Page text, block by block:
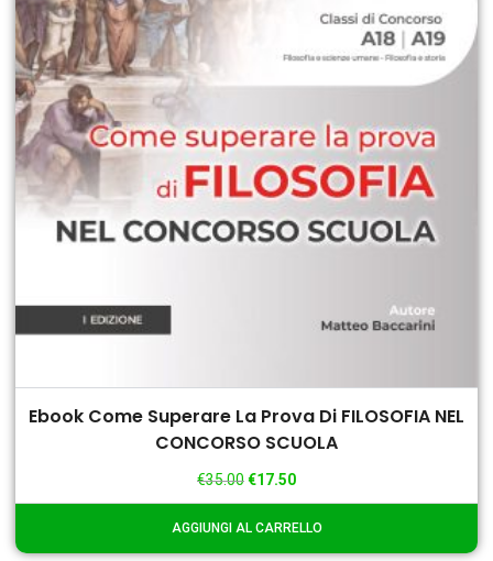
Ebook Come Superare La Prova Di FILOSOFIA NEL
CONCORSO SCUOLA
€35.00€17.50
AGGIUNGI AL CARRELLO